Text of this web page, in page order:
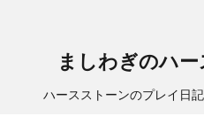
ましわぎのハ
ハースストーンのプレイ日